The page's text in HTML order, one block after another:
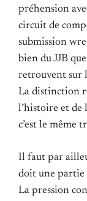
préhension
circuit de
submission
bien du JJB
retrouvent sur
La distinction
l’histoire et de
c’est le même
Il faut par
doit une partie
La pression